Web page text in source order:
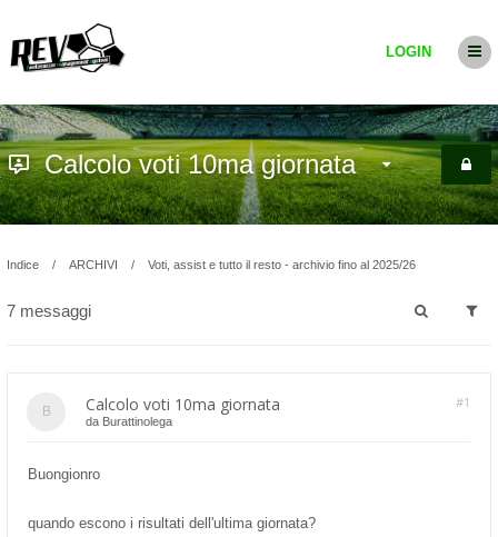
LOGIN
Calcolo voti 10ma giornata
Indice ARCHIVI Voti, assist e tutto il resto - archivio fino al 2025/26
7 messaggi
Calcolo voti 10ma giornata #1
da Burattinolega
Buongionro
quando escono i risultati dell'ultima giornata?